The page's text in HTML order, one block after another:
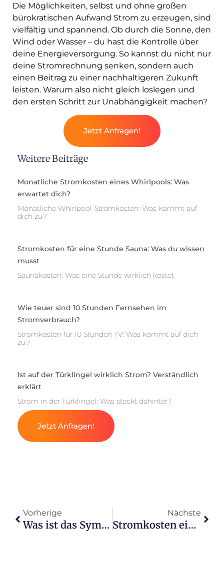
Die Möglichkeiten, selbst und ohne großen
bürokratischen Aufwand Strom zu erzeugen, sind
vielfältig und spannend. Ob durch die Sonne, den
Wind oder Wasser – du hast die Kontrolle über
deine Energieversorgung. So kannst du nicht nur
deine Stromrechnung senken, sondern auch
einen Beitrag zu einer nachhaltigeren Zukunft
leisten. Warum also nicht gleich loslegen und
den ersten Schritt zur Unabhängigkeit machen?
Jetzt Anfragen!
Weitere Beiträge
Monatliche Stromkosten eines Whirlpools: Was
erwartet dich?
Monatliche Whirlpool-Stromkosten: Was kommt auf
dich zu?
Stromkosten für eine Stunde Sauna: Was du wissen
musst
Saunakosten: Was eine Stunde wirklich kostet
Wie teuer sind 10 Stunden Fernsehen im
Stromverbrauch?
Stromkosten für 10 Stunden TV: Was kommt auf dich
zu?
Ist auf der Türklingel wirklich Strom? Verständlich
erklärt
Strom in der Türklingel: Was steckt dahinter?
Jetzt Anfragen!
Vorherige
Was ist das Symbol für Strom Sie werden überrascht sein
Nächste
Stromkosten einer Teichpumpe: Was kommt im Jahr auf dich zu?